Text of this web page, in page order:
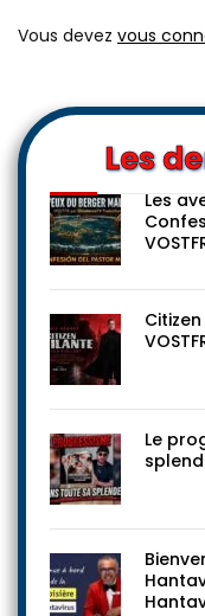
Vous devez vous
Les
Les
Le